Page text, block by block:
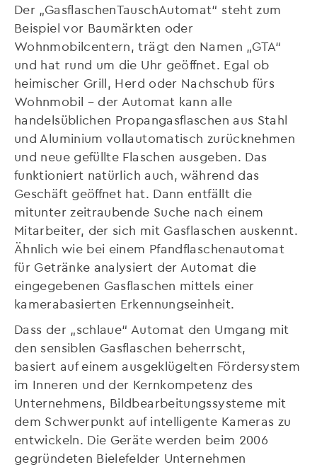
Der „GasflaschenTauschAutomat“ steht zum
Beispiel vor Baumärkten oder
Wohnmobilcentern, trägt den Namen „GTA“
und hat rund um die Uhr geöffnet. Egal ob
heimischer Grill, Herd oder Nachschub fürs
Wohnmobil – der Automat kann alle
handelsüblichen Propangasflaschen aus Stahl
und Aluminium vollautomatisch zurücknehmen
und neue gefüllte Flaschen ausgeben. Das
funktioniert natürlich auch, während das
Geschäft geöffnet hat. Dann entfällt die
mitunter zeitraubende Suche nach einem
Mitarbeiter, der sich mit Gasflaschen auskennt.
Ähnlich wie bei einem Pfandflaschenautomat
für Getränke analysiert der Automat die
eingegebenen Gasflaschen mittels einer
kamerabasierten Erkennungseinheit.
Dass der „schlaue“ Automat den Umgang mit
den sensiblen Gasflaschen beherrscht,
basiert auf einem ausgeklügelten Fördersystem
im Inneren und der Kernkompetenz des
Unternehmens, Bildbearbeitungssysteme mit
dem Schwerpunkt auf intelligente Kameras zu
entwickeln. Die Geräte werden beim 2006
gegründeten Bielefelder Unternehmen